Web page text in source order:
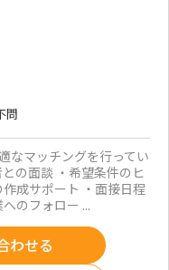
問
なマッチングを行ってい
の面談 ・希望条件のヒ
成サポート ・面接日程
のフォロー ...
わせる